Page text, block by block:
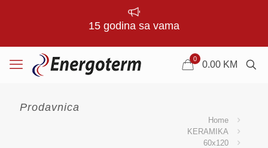
15 godina sa vama
0
0.00 KM
Prodavnica
Home
KERAMIKA
60x120